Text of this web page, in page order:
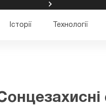
Історії Технології